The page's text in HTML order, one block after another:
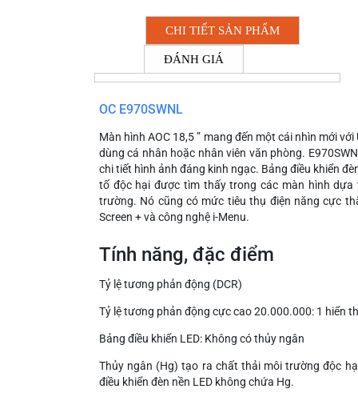
CHI TIẾT SẢN PHẨM
ĐÁNH GIÁ
OC E970SWNL
Màn hình AOC 18,5 ” mang đến một cái nhìn mới
dùng cá nhân hoặc nhân viên văn phòng.
chi tiết hình ảnh đáng kinh ngạc. Bảng điều khiển
tố độc hại được tìm thấy trong các màn hình
trường. Nó cũng có mức tiêu thụ điện năng cực
Screen + và công nghệ i-Menu.
Tính năng, đặc điểm
Tỷ lệ tương phản động (DCR)
Tỷ lệ tương phản động cực cao 20.000.000: 1 hiển
Bảng điều khiển LED: Không có thủy ngân
Thủy ngân (Hg) tạo ra chất thải môi trường độc
điều khiển đèn nền LED không chứa Hg.